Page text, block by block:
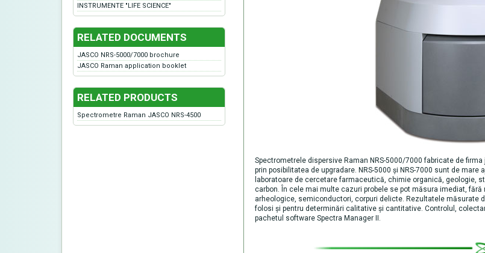
Spectrometrele dispersive Raman NRS-5000/7000 fabricate de
prin posibilitatea de upgradare. NRS-5000 şi NRS-7000 sunt de
laboratoare de cercetare farmaceutică, chimie organică, geologie,
carbon. În cele mai multe cazuri probele se pot măsura imediat,
arheologice, semiconductori, corpuri delicte. Rezultatele măsurate
folosi şi pentru determinări calitative şi cantitative. Controlul,
pachetul software Spectra Manager II.
INSTRUMENTE "LIFE SCIENCE"
RELATED DOCUMENTS
JASCO NRS-5000/7000 brochure
JASCO Raman application booklet
RELATED PRODUCTS
Spectrometre Raman JASCO NRS-4500